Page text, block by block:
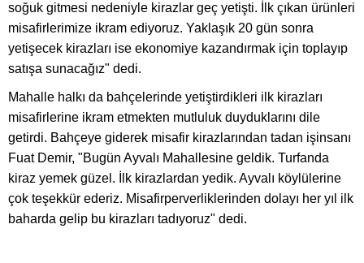
soğuk gitmesi nedeniyle kirazlar geç yetişti. İlk çıkan ürünleri
misafirlerimize ikram ediyoruz. Yaklaşık 20 gün sonra
yetişecek kirazları ise ekonomiye kazandırmak için toplayıp
satışa sunacağız" dedi.
Mahalle halkı da bahçelerinde yetiştirdikleri ilk kirazları
misafirlerine ikram etmekten mutluluk duyduklarını dile
getirdi. Bahçeye giderek misafir kirazlarından tadan işinsanı
Fuat Demir, "Bugün Ayvalı Mahallesine geldik. Turfanda
kiraz yemek güzel. İlk kirazlardan yedik. Ayvalı köylülerine
çok teşekkür ederiz. Misafirperverliklerinden dolayı her yıl ilk
baharda gelip bu kirazları tadıyoruz" dedi.